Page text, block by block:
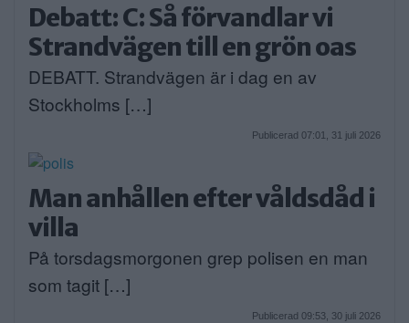
Debatt: C: Så förvandlar vi
Strandvägen till en grön oas
DEBATT. Strandvägen är i dag en av
Stockholms […]
Publicerad 07:01, 31 juli 2026
Man anhållen efter våldsdåd i
villa
På torsdagsmorgonen grep polisen en man
som tagit […]
Publicerad 09:53, 30 juli 2026